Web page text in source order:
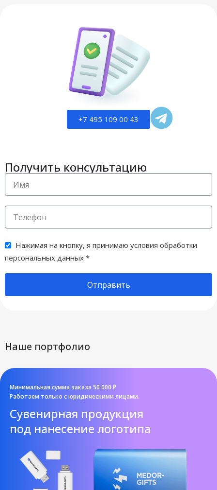
+7 495 109 00 43
Получить консультацию
Нажимая на кнопку, я принимаю условия обработки
персональных данных *
Отправить
Наше портфолио
Минимальная сумма заказа 50 000 ₽
Работаем только с юридическими лицами.
Cувенирная продукция
под нанесение логотипа